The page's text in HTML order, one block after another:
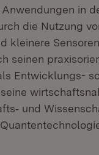
in
die Nutzung
seinen
Entwicklungs-
und